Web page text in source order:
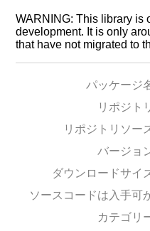
WARNING: This library is
development. It is only
that have not migrated to
パッケージ
リポジト
リポジトリソー
バージョ
ダウンロードサイ
ソースコードは入手可
カテゴリ